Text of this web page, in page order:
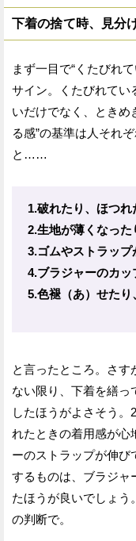
下着の捨て時、見分
まず一目で“くたびれ
サイン。くたびれてい
いだけでなく、ときめ
る感”の基準は人それ
と……
1.破れたり、ほつれ
2.生地が薄くなった
3.ゴムやストラップ
4.ブラジャーのカッ
5.色褪（あ）せたり
と言ったところ。さ
ない限り、下着を繕っ
したほうがよさそう
れたときの着用感が心
ーのストラップが伸び
するものは、ブラジャ
たほうが良いでしょう
の判断で。